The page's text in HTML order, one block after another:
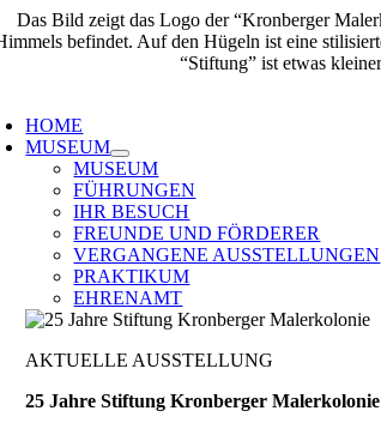
Zum
Inhalt
HOME
MUSEUM
MUSEUM
FÜHRUNGEN
IHR BESUCH
FREUNDE UND FÖRDERER
VERGANGENE AUSSTELLUNGEN
PRAKTIKUM
EHRENAMT
AKTUELLE AUSSTELLUNG
25 Jahre Stiftung Kronberger Malerkolonie